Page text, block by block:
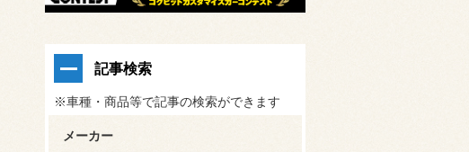
記事検索
※車種・商品等で記事の検索ができます
メーカー